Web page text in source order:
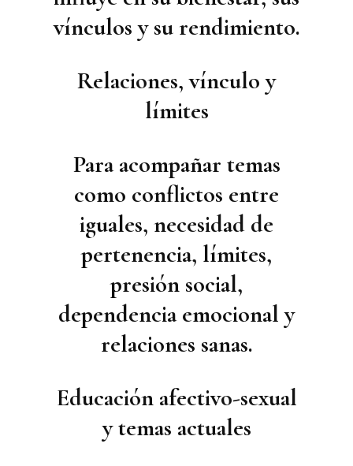
vínculos y su rendimiento.
Relaciones, vínculo y
límites
Para acompañar temas
como conflictos entre
iguales, necesidad de
pertenencia, límites,
presión social,
dependencia emocional y
relaciones sanas.
Educación afectivo-sexual
y temas actuales